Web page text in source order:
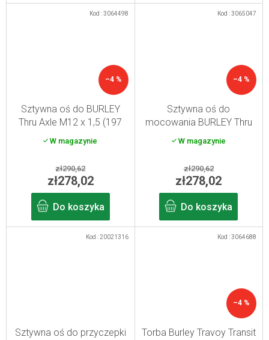
–4 %
Sztywna oś do BURLEY
Thru Axle M12 x 1,5 (197
W magazynie
zł290,62
zł278,02
Do koszyka
Kod :3064498
–4 %
Sztywna oś do
mocowania BURLEY Thru
Axle M12 x 1,5 (159-165
mm)
W magazynie
zł290,62
zł278,02
Do koszyka
Kod :3065047
Sztywna oś do przyczepki
Kod :20021316
–4 %
Torba Burley Travoy Transit
Kod :3064688